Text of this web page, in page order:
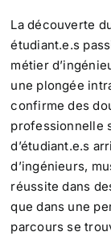
La découverte
étudiant.e.s
métier
une plongée
confirme des
professionnelle
d’étudiant.e.s
d’ingénieurs,
réussite dans
que dans une
parcours se